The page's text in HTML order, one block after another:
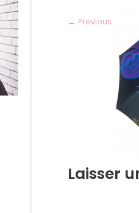
← Previous
Laisser